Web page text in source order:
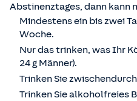
Abstinenztages, dann kann
Mindestens ein bis zwei
Woche.
Nur das trinken, was Ihr
24 g Männer).
Trinken Sie
Trinken Sie alkoholfreies